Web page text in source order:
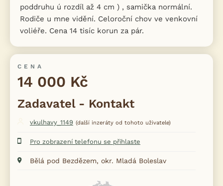
poddruhu ú rozdíl až 4 cm ) , samička normální.
Rodiče u mne vidění. Celoroční chov ve venkovní
voliéře. Cena 14 tisíc korun za pár.
CENA
14 000 Kč
Zadavatel - Kontakt
vkulhavy_1149 (další inzeráty od tohoto uživatele)
Pro zobrazení telefonu se přihlaste
Bělá pod Bezdězem, okr. Mladá Boleslav